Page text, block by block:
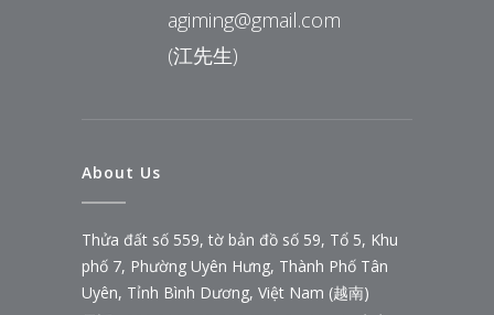
agiming@gmail.com
(江先生)
About Us
Thửa đất số 559, tờ bản đồ số 59, Tổ 5, Khu
phố 7, Phường Uyên Hưng, Thành Phố Tân
Uyên, Tỉnh Bình Dương, Việt Nam (越南)